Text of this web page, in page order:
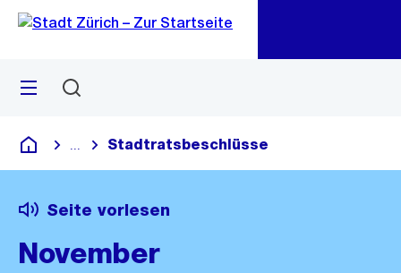
Navigation
Sprunglink
Menü
Deutsch
Blende alle Breadcrumbs ein
Stadtratsbeschlüsse
Seite vorlesen
November